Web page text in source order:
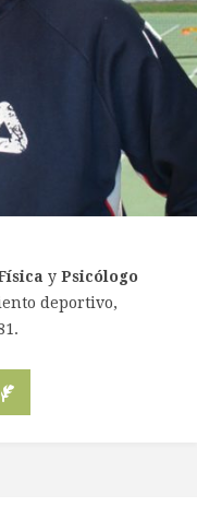
y Psicólogo
deportivo,